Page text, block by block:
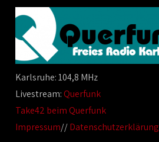
Karlsruhe: 104,8 MHz
Livestream:Querfunk
Take42 beim Querfunk
Impressum//Datenschutzerklärung